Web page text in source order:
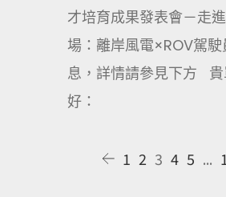
才培育成果發表會－走
場：離岸風電×ROV駕
息，詳情請參見下方 貴
好：
1 2 3 4 5 ...